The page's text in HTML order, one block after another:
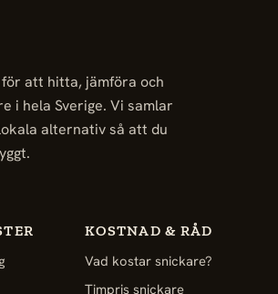
att hitta, jämföra och
i hela Sverige. Vi samlar
alternativ så att du
KOSTNAD & RÅD
Vad kostar snickare?
Timpris snickare